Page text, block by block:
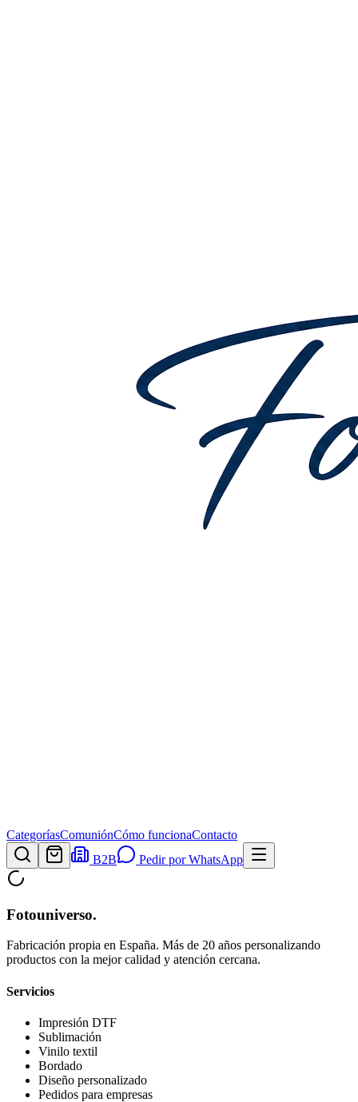
CategoríasComuniónCómo funcionaContacto
B2B
Pedir por WhatsApp
Fotouniverso.
Fabricación propia en España. Más de 20 años personalizando
productos con la mejor calidad y atención cercana.
Servicios
Impresión DTF
Sublimación
Vinilo textil
Bordado
Diseño personalizado
Pedidos para empresas